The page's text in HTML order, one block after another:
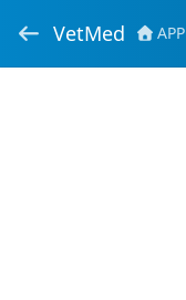
VetMed APP